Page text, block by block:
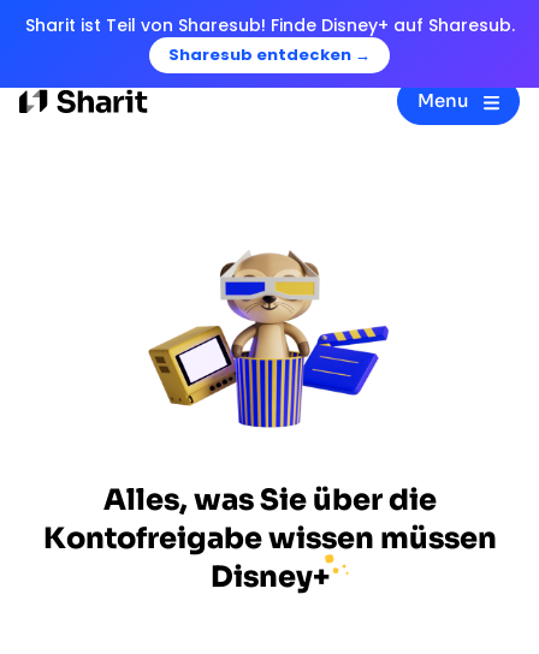
Sharit ist Teil von Sharesub! Finde Disney+ auf Sharesub.
Sharesub entdecken →
Menu
Alles, was Sie über die
Kontofreigabe wissen müssen
Disney+